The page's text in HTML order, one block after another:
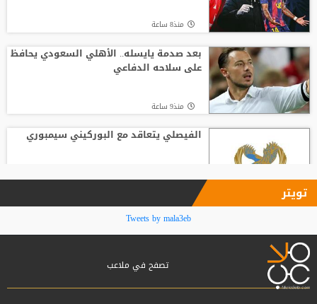
مفاجأة.. الأهلي المصري يرفض صفقة
بيراميدز
منذ8 ساعة
بعد صدمة يايسله.. الأهلي السعودي يحافظ
على سلاحه الدفاعي
منذ9 ساعة
الفيصلي يتعاقد مع البوركيني سيمبوري
باريس سان جيرمان يعلن التعاقد رسميا مع
لوكاس ديني
تويتر
Tweets by mala3eb
تصفح في ملاعب